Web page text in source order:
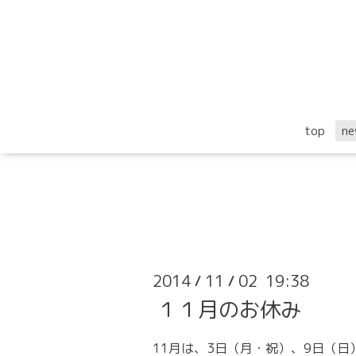
top
2014 / 11 / 02 19:38
１１月のお休み
11月は、3日（月・祝）、9日（日